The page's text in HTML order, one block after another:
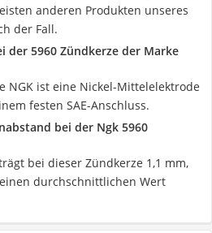
anderen Produkten unseres
der Fall.
der 5960 Zündkerze der Marke
NGK ist eine Nickel-Mittelelektrode
festen SAE-Anschluss.
bei der Ngk 5960
bei dieser Zündkerze 1,1 mm,
durchschnittlichen Wert